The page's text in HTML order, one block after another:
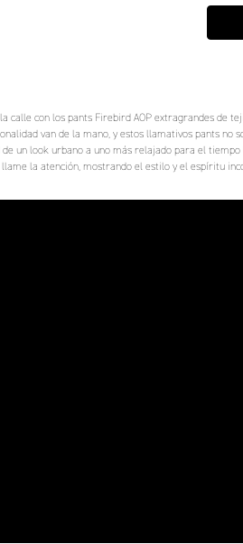
con los pants Firebird AOP extragrandes de
van de la mano, y estos llamativos pants
un look urbano a uno más relajado para el
la atención, mostrando el estilo y el espíritu